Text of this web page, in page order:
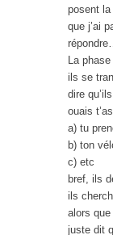
posent
que j’ai
La
ils se
dire
ouais
a) tu
b) ton
c) etc
bref, ils
ils
alors que
juste dit